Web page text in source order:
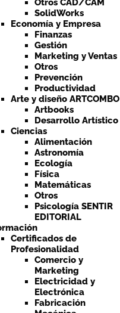
Otros CAD/CAM
SolidWorks
Economía y Empresa
Finanzas
Gestión
Marketing y Ventas
Otros
Prevención
Productividad
Arte y diseño ARTCOMBO
Artbooks
Desarrollo Artístico
Ciencias
Alimentación
Astronomía
Ecología
Física
Matemáticas
Otros
Psicología SENTIR
EDITORIAL
Certificados de
Profesionalidad
Comercio y
Marketing
Electricidad y
Electrónica
Fabricación